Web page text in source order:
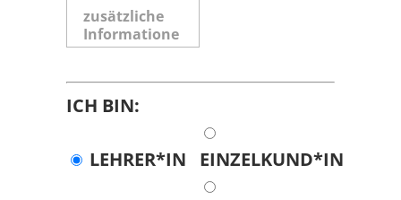
ICH BIN:
LEHRER*IN EINZELKUND*IN